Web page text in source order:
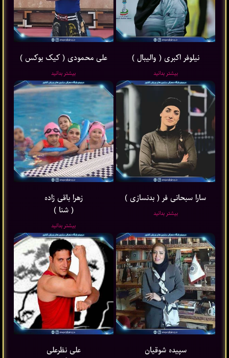
نیلوفر اکبری ( والیبال )
بیشتر بدانید
علی محمودی ( کیک بوکس )
بیشتر بدانید
سارا سبحانی فر ( بدنسازی )
بیشتر بدانید
زهرا باقی ‌زاده
( شنا )
بیشتر بدانید
سپیده شوقیان
علی نظرعلی